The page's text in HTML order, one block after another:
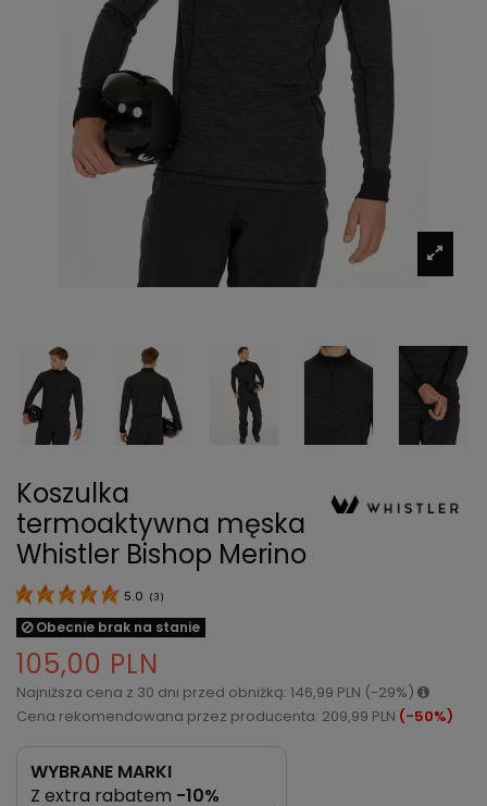
Koszulka
termoaktywna męska
Whistler Bishop Merino
5.0 ( 3)
Obecnie brak na stanie
105,00 PLN
Najniższa cena z 30 dni przed obniżką: 146,99 PLN (-29%)
Cena rekomendowana przez producenta: 209,99 PLN (-50%)
WYBRANE MARKI
Z extra rabatem -10%